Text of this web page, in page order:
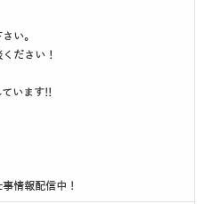
い。
ださい！
います!!
情報配信中！